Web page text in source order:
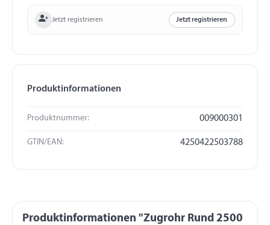
Jetzt registrieren Jetzt registrieren
Produktinformationen
Produktnummer: 009000301
GTIN/EAN: 4250422503788
Produktinformationen "Zugrohr Rund 2500